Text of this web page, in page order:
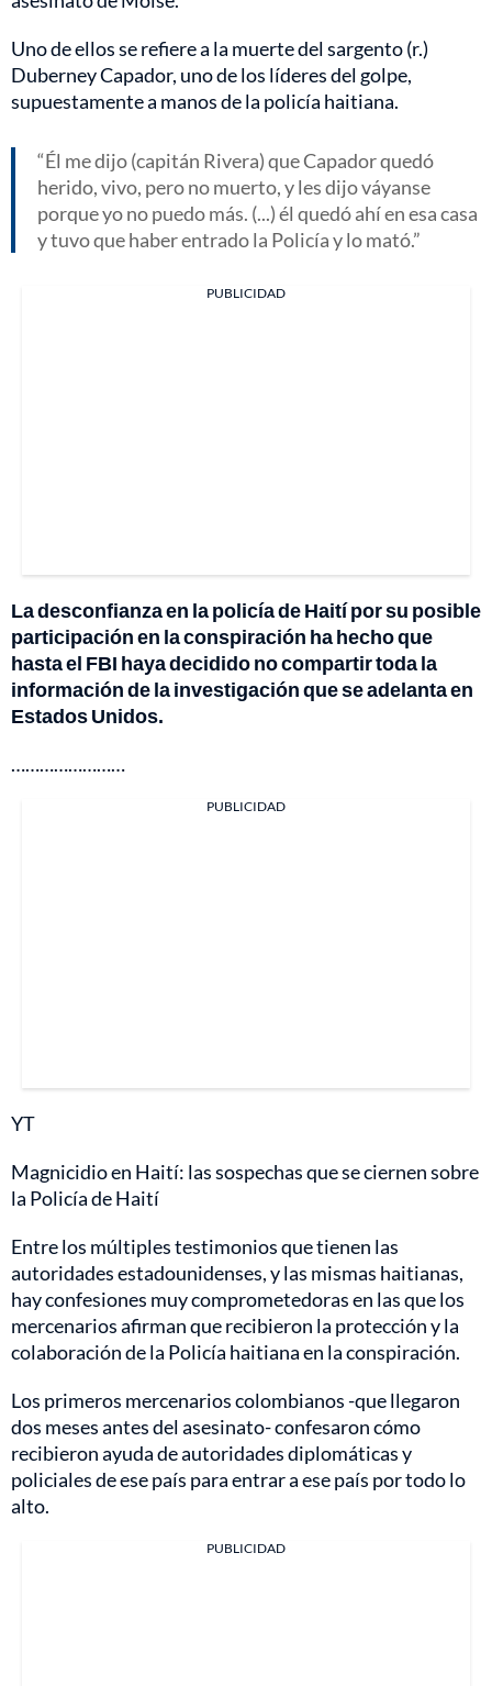
Uno de ellos se refiere a la muerte del sargento (r.)
Duberney Capador, uno de los líderes del golpe,
supuestamente a manos de la policía haitiana.
Él me dijo (capitán Rivera) que Capador quedó
herido, vivo, pero no muerto, y les dijo váyanse
porque yo no puedo más. (...) él quedó ahí en esa casa
y tuvo que haber entrado la Policía y lo mató.
PUBLICIDAD
La desconfianza en la policía de Haití por su posible
participación en la conspiración ha hecho que
hasta el FBI haya decidido no compartir toda la
información de la investigación que se adelanta en
Estados Unidos.
……………………
PUBLICIDAD
YT
Magnicidio en Haití: las sospechas que se ciernen sobre
la Policía de Haití
Entre los múltiples testimonios que tienen las
autoridades estadounidenses, y las mismas haitianas,
hay confesiones muy comprometedoras en las que los
mercenarios afirman que recibieron la protección y la
colaboración de la Policía haitiana en la conspiración.
Los primeros mercenarios colombianos -que llegaron
dos meses antes del asesinato- confesaron cómo
recibieron ayuda de autoridades diplomáticas y
policiales de ese país para entrar a ese país por todo lo
alto.
PUBLICIDAD